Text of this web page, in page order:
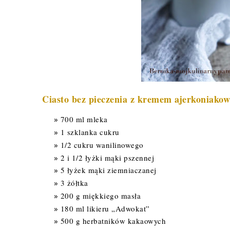
Ciasto bez pieczenia z kremem
700 ml mleka
1 szklanka cukru
1/2 cukru wanilinowego
2 i 1/2 łyżki mąki pszennej
5 łyżek mąki ziemniaczanej
3 żółtka
200 g miękkiego masła
180 ml likieru „Adwokat”
500 g herbatników kakaowych